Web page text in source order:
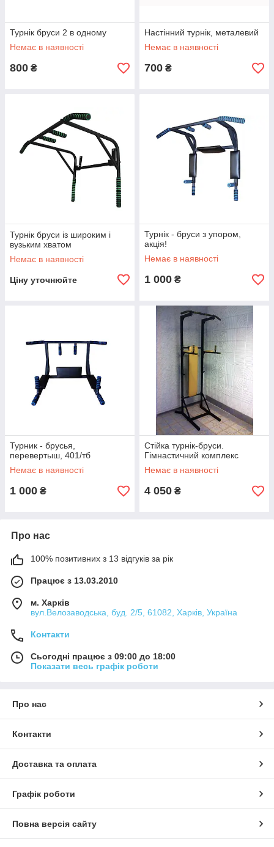
Турнік бруси 2 в одному
Немає в наявності
800 ₴
Настінний турнік, металевий
Немає в наявності
700 ₴
Турнік бруси із широким і
вузьким хватом
Немає в наявності
Ціну уточнюйте
Турнік - бруси з упором,
акція!
Немає в наявності
1 000 ₴
Турник - брусья,
перевертыш, 401/тб
Немає в наявності
1 000 ₴
Стійка турнік-бруси.
Гімнастичний комплекс
Немає в наявності
4 050 ₴
Про нас
100% позитивних з 13 відгуків за рік
Працює з 13.03.2010
м. Харків
вул.Велозаводська, буд. 2/5, 61082, Харків, Україна
Контакти
Сьогодні працює з 09:00 до 18:00
Показати весь графік роботи
Про нас
Контакти
Доставка та оплата
Графік роботи
Повна версія сайту